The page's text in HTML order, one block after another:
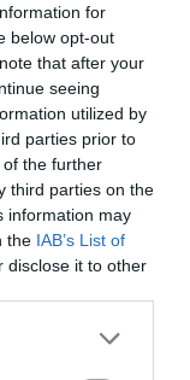
for
below opt-out
that after your
seeing
utilized by
parties prior to
the further
third parties on the
information may
the IAB’s List of
disclose it to other
or more Google